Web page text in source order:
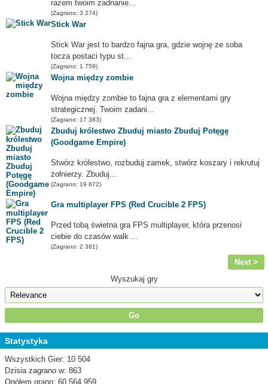
razem twoim zadnanie...
(Zagrano: 3 274)
Stick War
Stick War jest to bardzo fajna gra, gdzie wojnę ze soba
tocza postaci typu st...
(Zagrano: 1 759)
Wojna między zombie
Wojna między zombie to fajna gra z elementami gry
strategicznej. Twoim zadani...
(Zagrano: 17 383)
Zbuduj królestwo Zbuduj miasto Zbuduj Potęgę
(Goodgame Empire)
Stwórz królestwo, rozbuduj zamek, stwórz koszary i rekrutuj
żołnierzy. Zbuduj...
(Zagrano: 19 872)
Gra multiplayer FPS (Red Crucible 2 FPS)
Przed tobą świetna gra FPS multiplayer, która przenosi
ciebie do czasów walk ...
(Zagrano: 2 381)
Next >
Wyszukaj gry
Statystyka
Wszystkich Gier: 10 504
Dzisia zagrano w: 863
Ogółem grano: 60 564 959